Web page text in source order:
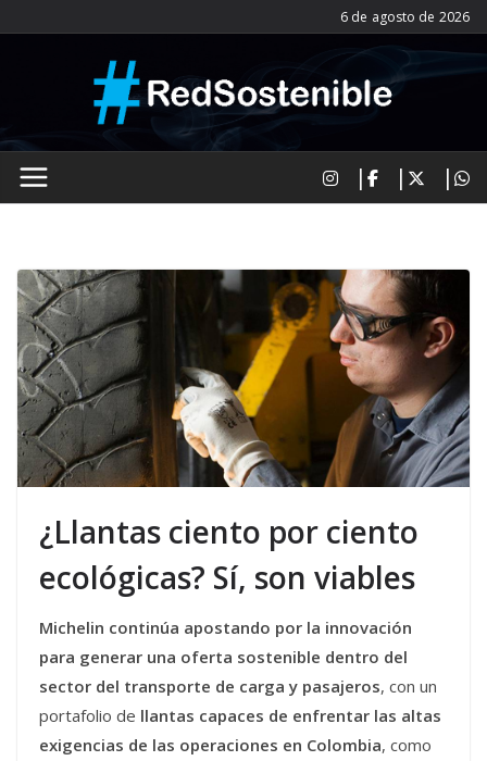
al
6 de agosto de 2026
¿Llantas ciento por ciento
ecológicas? Sí, son viables
Michelin continúa apostando por la innovación
para generar una oferta sostenible dentro del
sector del transporte de carga y pasajeros, con un
portafolio de llantas capaces de enfrentar las altas
exigencias de las operaciones en Colombia, como